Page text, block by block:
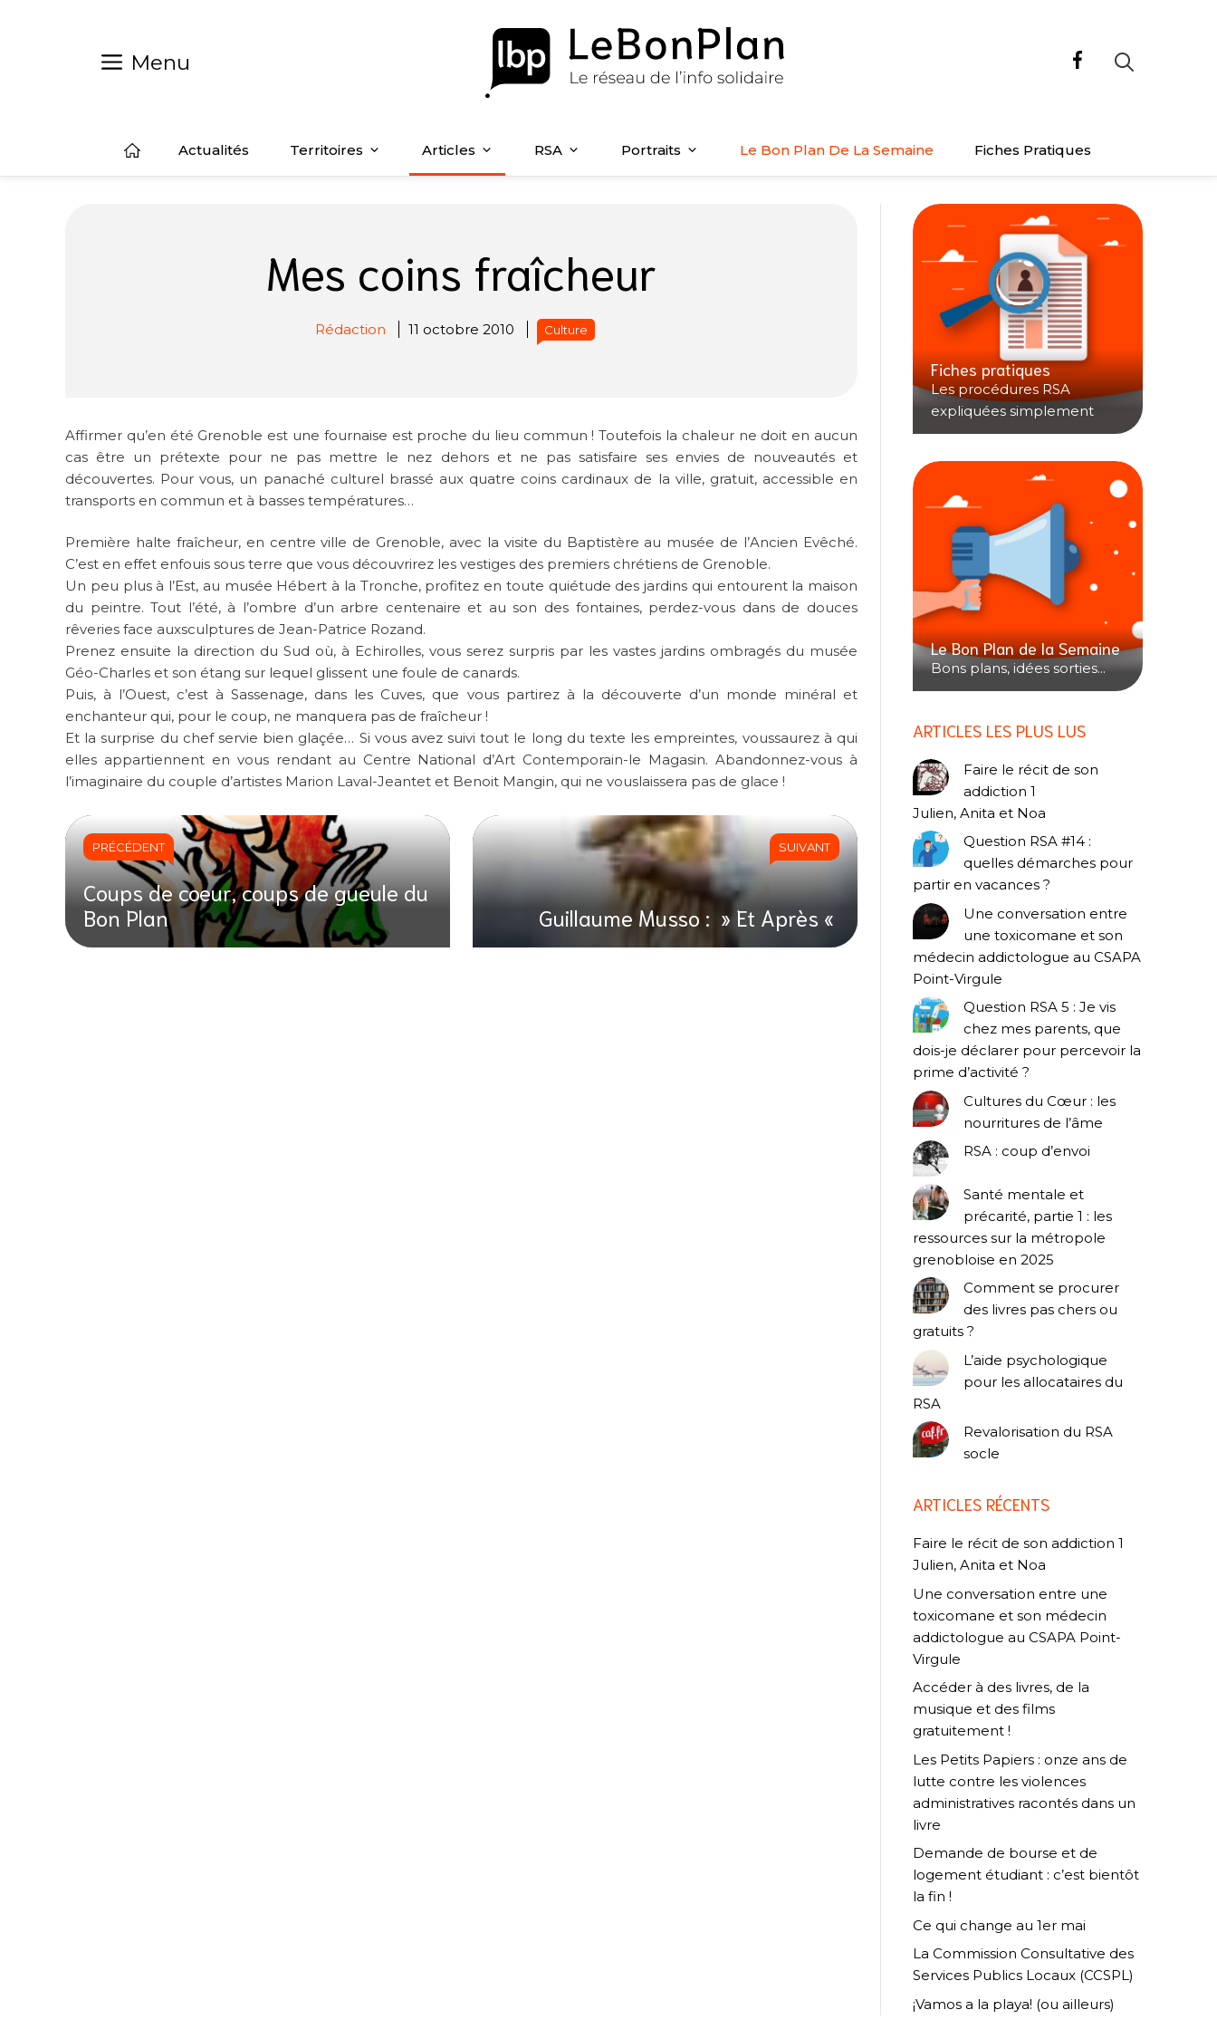
Menu
Actualités Territoires Articles RSA Portraits Le Bon Plan De La Semaine Fiches Pratiques
Mes coins fraîcheur
Rédaction 11 octobre 2010 Culture
Affirmer qu’en été Grenoble est une fournaise est proche du lieu commun ! Toutefois la chaleur ne doit en aucun
cas être un prétexte pour ne pas mettre le nez dehors et ne pas satisfaire ses envies de nouveautés et
découvertes. Pour vous, un panaché culturel brassé aux quatre coins cardinaux de la ville, gratuit, accessible en
transports en commun et à basses températures…
Première halte fraîcheur, en centre ville de Grenoble, avec la visite du Baptistère au musée de l’Ancien Evêché.
C’est en effet enfouis sous terre que vous découvrirez les vestiges des premiers chrétiens de Grenoble.
Un peu plus à l’Est, au musée Hébert à la Tronche, profitez en toute quiétude des jardins qui entourent la maison
du peintre. Tout l’été, à l’ombre d’un arbre centenaire et au son des fontaines, perdez-vous dans de douces
rêveries face auxsculptures de Jean-Patrice Rozand.
Prenez ensuite la direction du Sud où, à Echirolles, vous serez surpris par les vastes jardins ombragés du musée
Géo-Charles et son étang sur lequel glissent une foule de canards.
Puis, à l’Ouest, c’est à Sassenage, dans les Cuves, que vous partirez à la découverte d’un monde minéral et
enchanteur qui, pour le coup, ne manquera pas de fraîcheur !
Et la surprise du chef servie bien glaçée… Si vous avez suivi tout le long du texte les empreintes, voussaurez à qui
elles appartiennent en vous rendant au Centre National d’Art Contemporain-le Magasin. Abandonnez-vous à
l’imaginaire du couple d’artistes Marion Laval-Jeantet et Benoit Mangin, qui ne vouslaissera pas de glace !
PRÉCÉDENT
Coups de coeur, coups de gueule du
Bon Plan
SUIVANT
Guillaume Musso : » Et Après «
Fiches pratiques
Les procédures RSA
expliquées simplement
Le Bon Plan de la Semaine
Bons plans, idées sorties...
ARTICLES LES PLUS LUS
Faire le récit de son
addiction 1
Julien, Anita et Noa
Question RSA #14 :
quelles démarches pour
partir en vacances ?
Une conversation entre
une toxicomane et son
médecin addictologue au CSAPA
Point-Virgule
Question RSA 5 : Je vis
chez mes parents, que
dois-je déclarer pour percevoir la
prime d’activité ?
Cultures du Cœur : les
nourritures de l’âme
RSA : coup d’envoi
Santé mentale et
précarité, partie 1 : les
ressources sur la métropole
grenobloise en 2025
Comment se procurer
des livres pas chers ou
gratuits ?
L’aide psychologique
pour les allocataires du
RSA
Revalorisation du RSA
socle
ARTICLES RÉCENTS
Faire le récit de son addiction 1
Julien, Anita et Noa
Une conversation entre une
toxicomane et son médecin
addictologue au CSAPA Point-
Virgule
Accéder à des livres, de la
musique et des films
gratuitement !
Les Petits Papiers : onze ans de
lutte contre les violences
administratives racontés dans un
livre
Demande de bourse et de
logement étudiant : c’est bientôt
la fin !
Ce qui change au 1er mai
La Commission Consultative des
Services Publics Locaux (CCSPL)
¡Vamos a la playa! (ou ailleurs)